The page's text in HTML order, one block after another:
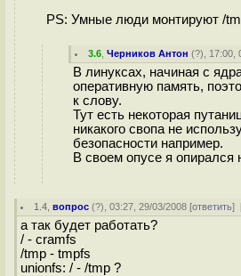
PS: Умные люди монтируют /
3.6 ,Черников Антон (?), 17:00,
В линуксах, начиная с
оперативную память,
к слову.
Тут есть некоторая
никакого свопа не
безопасности например.
В своем опусе я опирался
1.4 ,вопрос (?), 03:27, 29/03/2008 [ответить]
а так будет работать?
/ - cramfs
/tmp - tmpfs
unionfs: / - /tmp ?